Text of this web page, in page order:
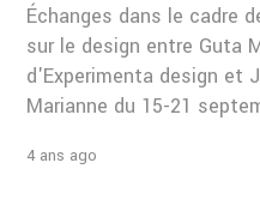
Échanges dans le cadre
sur le design entre Guta
d'Experimenta design et
Marianne du 15-21
4 ans ago